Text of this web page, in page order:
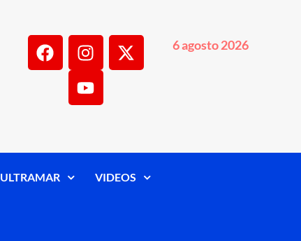
6 agosto 2026
ULTRAMAR VIDEOS